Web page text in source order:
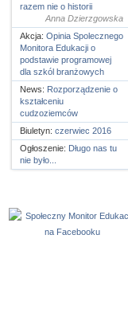
razem nie o historii
Anna Dzierzgowska
Akcja: Opinia Spolecznego
Monitora Edukacji o
podstawie programowej
dla szkól branżowych
News: Rozporządzenie o
kształceniu
cudzoziemców
Biuletyn: czerwiec 2016
Ogłoszenie: Długo nas tu
nie było...